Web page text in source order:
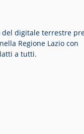
del digitale terrestre
Regione Lazio con
a tutti.